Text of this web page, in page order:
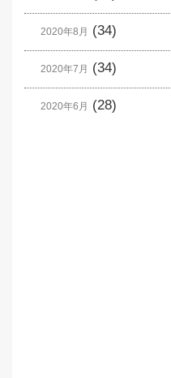
2020年8月 (34)
2020年7月 (34)
2020年6月 (28)